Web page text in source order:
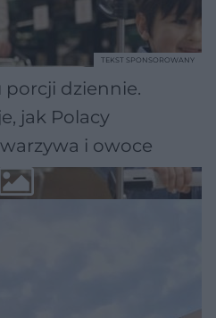
porcji dziennie.
jak Polacy
i owoce
TEKST SPONSOROWANY